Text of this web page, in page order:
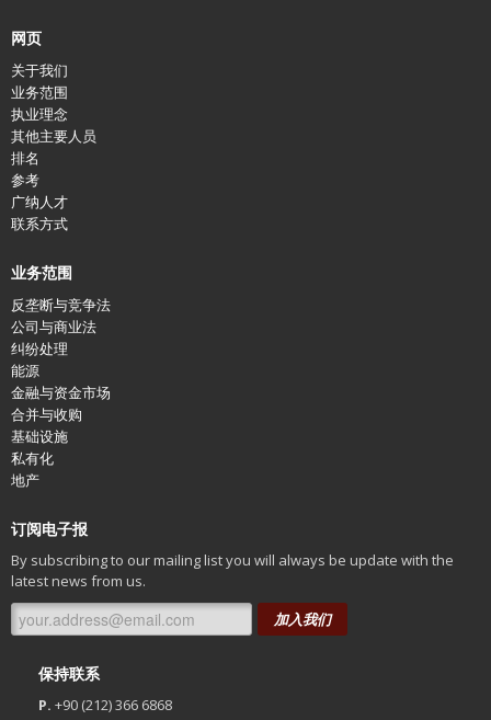
作。在我们的律师刚刚踏入职场时，我们便赋予他们最高的职责感，
并建议他们在建立自己的客户群。我们员工的成功即是我们的成功，
我们尊重并感谢每个律师为我们做出的贡献。
网页
关于我们
业务范围
执业理念
其他主要人员
排名
参考
广纳人才
联系方式
业务范围
反垄断与竞争法
公司与商业法
纠纷处理
能源
金融与资金市场
合并与收购
基础设施
私有化
地产
订阅电子报
By subscribing to our mailing list you will always be update with the
latest news from us.
加入我们
保持联系
P. +90 (212) 366 6868